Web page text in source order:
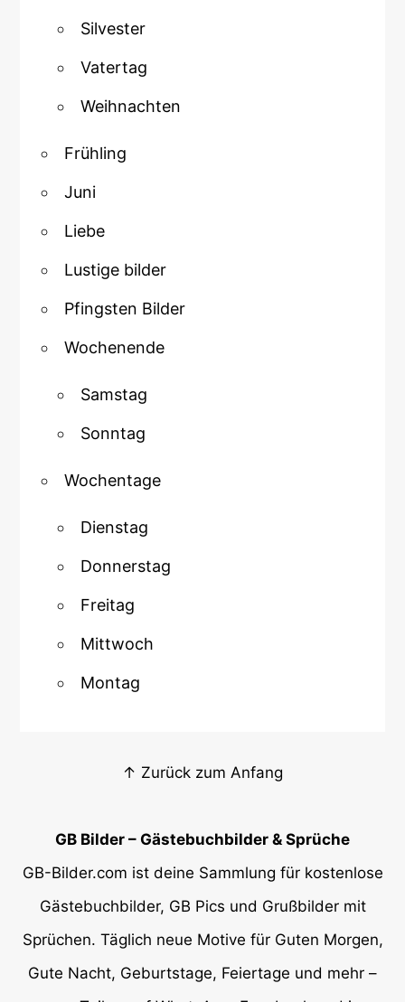
Silvester
Vatertag
Weihnachten
Frühling
Juni
Liebe
Lustige bilder
Pfingsten Bilder
Wochenende
Samstag
Sonntag
Wochentage
Dienstag
Donnerstag
Freitag
Mittwoch
Montag
↑ Zurück zum Anfang
GB Bilder – Gästebuchbilder & Sprüche
GB-Bilder.com ist deine Sammlung für kostenlose
Gästebuchbilder, GB Pics und Grußbilder mit
Sprüchen. Täglich neue Motive für Guten Morgen,
Gute Nacht, Geburtstage, Feiertage und mehr –